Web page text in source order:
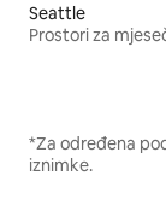
Seattle
Prostori za
*Za određena
iznimke.